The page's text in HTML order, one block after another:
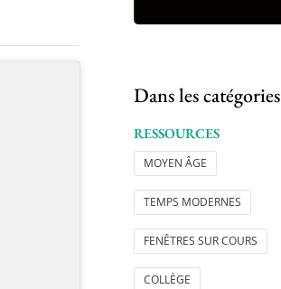
Dans les catégories
RESSOURCES
MOYEN ÂGE
TEMPS MODERNES
FENÊTRES SUR COURS
COLLÈGE